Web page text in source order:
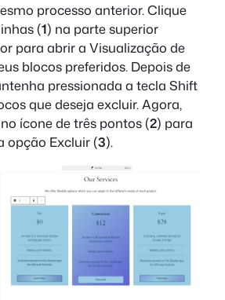
processo anterior. Clique
(1) na parte superior
para abrir a Visualização de
blocos preferidos. Depois de
pressionada a tecla Shift
que deseja excluir. Agora,
ícone de três pontos (2) para
opção Excluir (3).